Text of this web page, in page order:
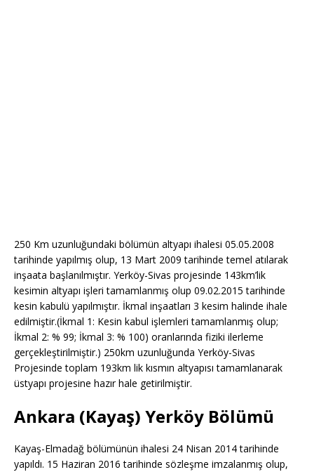
250 Km uzunluğundaki bölümün altyapı ihalesi 05.05.2008
tarihinde yapılmış olup, 13 Mart 2009 tarihinde temel atılarak
inşaata başlanılmıştır. Yerköy-Sivas projesinde 143km’lik
kesimin altyapı işleri tamamlanmış olup 09.02.2015 tarihinde
kesin kabulü yapılmıştır. İkmal inşaatları 3 kesim halinde ihale
edilmiştir.(İkmal 1: Kesin kabul işlemleri tamamlanmış olup;
İkmal 2: % 99; İkmal 3: % 100) oranlarında fiziki ilerleme
gerçekleştirilmiştir.) 250km uzunluğunda Yerköy-Sivas
Projesinde toplam 193km lik kısmın altyapısı tamamlanarak
üstyapı projesine hazır hale getirilmiştir.
Ankara (Kayaş) Yerköy Bölümü
Kayaş-Elmadağ bölümünün ihalesi 24 Nisan 2014 tarihinde
yapıldı. 15 Haziran 2016 tarihinde sözleşme imzalanmış olup,